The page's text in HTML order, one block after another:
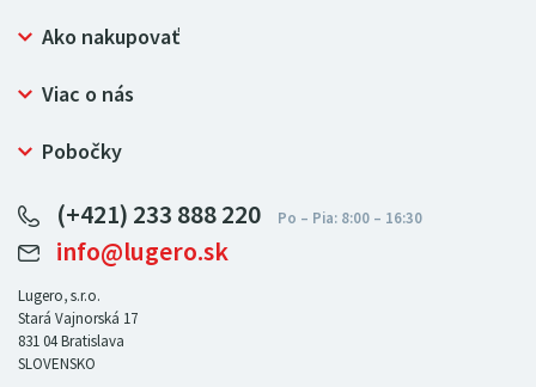
Ako nakupovať
Prečo nakupovať u LUGERO
Ochrana osobných údajov
Viac o nás
Bezpečný nákup
Certifikát NATUR-PACK
Pre predajcov
Pobočky
LUGERO Nemecko
LUGERO Česká republika
LUGERO Maďarsko
LUGERO Rakousko
(+421) 233 888 220
info@lugero.sk
Lugero, s.r.o.
Stará Vajnorská 17
831 04Bratislava
SLOVENSKO